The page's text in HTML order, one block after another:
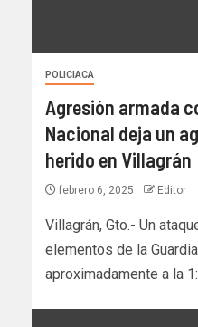
POLICIACA
Agresión armada
Nacional deja un
herido en Villagrán
febrero 6, 2025 Editor
Villagrán, Gto.- Un
elementos de la
aproximadamente a la